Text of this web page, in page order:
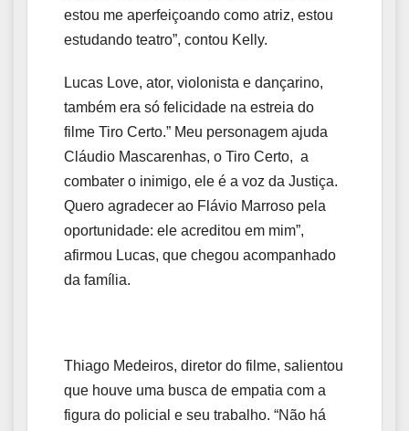
estou me aperfeiçoando como atriz, estou
estudando teatro”, contou Kelly.
Lucas Love, ator, violonista e dançarino,
também era só felicidade na estreia do
filme Tiro Certo.” Meu personagem ajuda
Cláudio Mascarenhas, o Tiro Certo, a
combater o inimigo, ele é a voz da Justiça.
Quero agradecer ao Flávio Marroso pela
oportunidade: ele acreditou em mim”,
afirmou Lucas, que chegou acompanhado
da família.
Thiago Medeiros, diretor do filme, salientou
que houve uma busca de empatia com a
figura do policial e seu trabalho. “Não há